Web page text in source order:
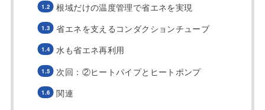
根域だけの温度管理で省エネを実現
省エネを支えるコンダクションチューブ
水も省エネ再利用
次回：②ヒートパイプとヒートポンプ
関連